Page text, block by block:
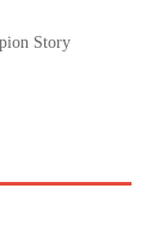
Story